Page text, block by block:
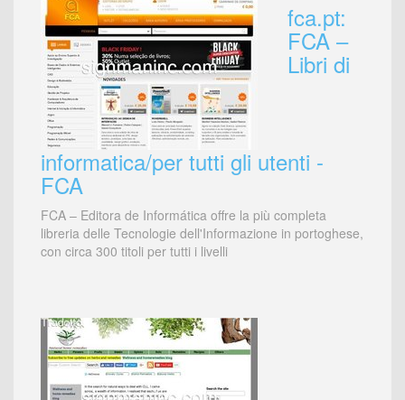
fca.pt:
FCA –
Libri di
informatica/per tutti gli utenti -
FCA
FCA – Editora de Informática offre la più completa
libreria delle Tecnologie dell'Informazione in portoghese,
con circa 300 titoli per tutti i livelli